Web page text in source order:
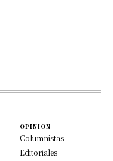
OPINION
Columnistas
Editoriales